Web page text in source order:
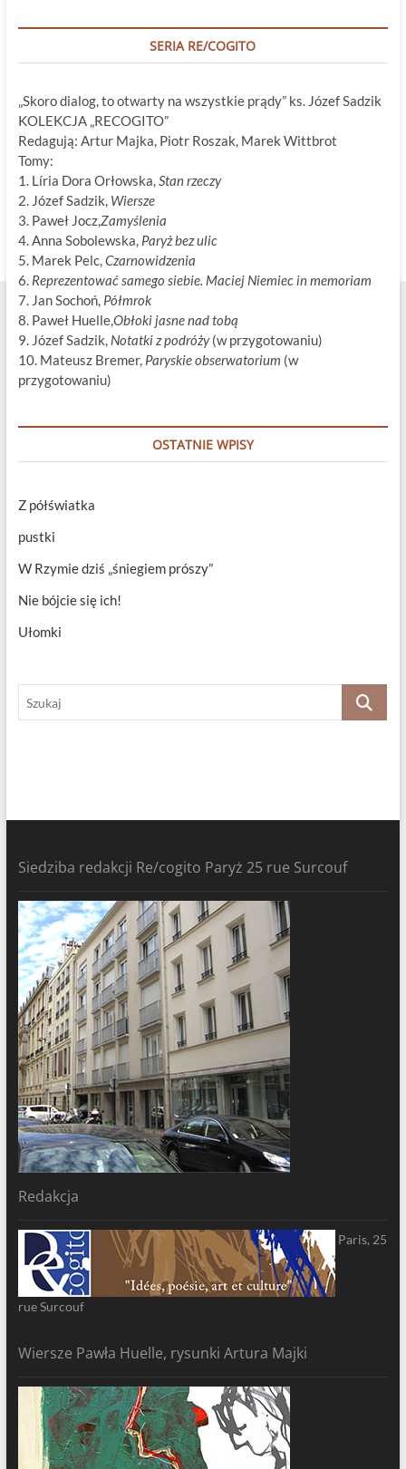
SERIA RE/COGITO
„Skoro dialog, to otwarty na wszystkie prądy” ks. Józef Sadzik
KOLEKCJA „RECOGITO”
Redagują: Artur Majka, Piotr Roszak, Marek Wittbrot
Tomy:
1. Líria Dora Orłowska,Stan rzeczy
2. Józef Sadzik, Wiersze
3. Paweł Jocz,Zamyślenia
4. Anna Sobolewska, Paryż bez ulic
5. Marek Pelc,Czarnowidzenia
6. Reprezentować samego siebie. Maciej Niemiec in memoriam
7. Jan Sochoń, Półmrok
8. Paweł Huelle,Obłoki jasne nad tobą
9. Józef Sadzik, Notatki z podróży(w przygotowaniu)
10. Mateusz Bremer, Paryskie obserwatorium (w
przygotowaniu)
OSTATNIE WPISY
Z półświatka
pustki
W Rzymie dziś „śniegiem prószy”
Nie bójcie się ich!
Ułomki
Szukaj
Siedziba redakcji Re/cogito Paryż 25 rue Surcouf
Redakcja
Paris, 25
rue Surcouf
Wiersze Pawła Huelle, rysunki Artura Majki